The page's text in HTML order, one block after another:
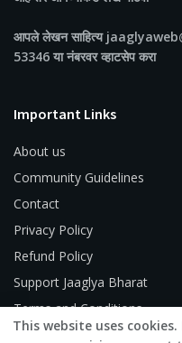
आपले लेखन साहित्य
53346 या नंबरवर व्हाटसेप करा
Important Links
About us
Community Guidelines
Contact
Privacy Policy
Refund Policy
Support Jaaglya Bharat
Terms and Conditions
This website uses